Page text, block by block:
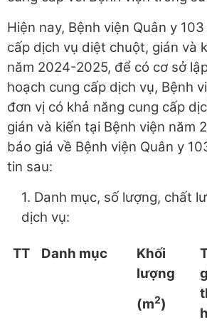
Hiện nay, Bệnh viện Quân y
cấp dịch vụ diệt chuột, gián và
năm 2024-2025, để có cơ sở
hoạch cung cấp dịch vụ, Bệnh
đơn vị có khả năng cung cấp
gián và kiến tại Bệnh viện năm
báo giá về Bệnh viện Quân y
tin sau:
1. Danh mục, số lượng, chất
dịch vụ:
TT Danh mục
Khối
lượng
(m2)